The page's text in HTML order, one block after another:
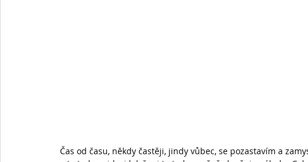
Čas od času, někdy častěji, jindy vůbec, se pozastavím a